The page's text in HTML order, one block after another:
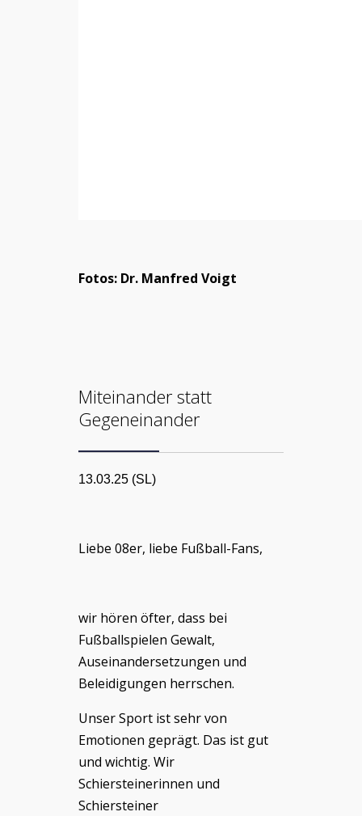
Fotos: Dr. Manfred Voigt
Miteinander statt
Gegeneinander
13.03.25 (SL)
Liebe 08er, liebe Fußball-Fans,
wir hören öfter, dass bei
Fußballspielen Gewalt,
Auseinandersetzungen und
Beleidigungen herrschen.
Unser Sport ist sehr von
Emotionen geprägt. Das ist gut
und wichtig. Wir
Schiersteinerinnen und
Schiersteiner